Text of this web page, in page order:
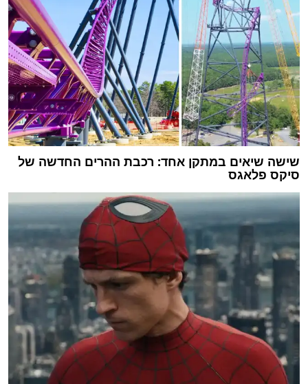
שישה שיאים במתקן אחד: רכבת ההרים החדשה של
סיקס פלאגס